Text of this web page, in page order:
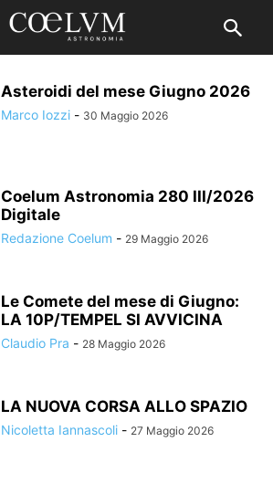
Asteroidi del mese Giugno 2026
Marco Iozzi - 30 Maggio 2026
Coelum Astronomia 280 III/2026
Digitale
Redazione Coelum - 29 Maggio 2026
Le Comete del mese di Giugno:
LA 10P/TEMPEL SI AVVICINA
Claudio Pra - 28 Maggio 2026
LA NUOVA CORSA ALLO SPAZIO
Nicoletta Iannascoli - 27 Maggio 2026